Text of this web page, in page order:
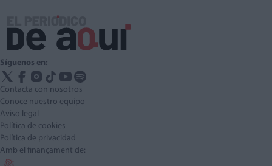
Síguenos en:
Contacta con nosotros
Conoce nuestro equipo
Aviso legal
Política de cookies
Política de privacidad
Amb el finançament de: